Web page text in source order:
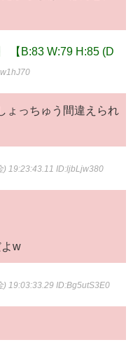
【B:83 W:79 H:85 (D
ょっちゅう間違えられ
) 19:23:43.11 ID:ljbLjw380
w
) 19:03:33.29 ID:Bg5utS3E0